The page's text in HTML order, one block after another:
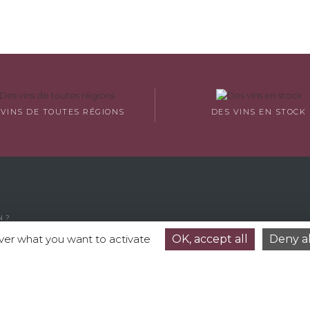
DE TOUTES RÉGIONS DES VINS EN STOCK
?
AND REFERRAL PROGRAM
what you want to activate OK, accept all Deny